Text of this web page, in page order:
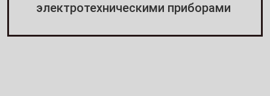
электротехническими приборами